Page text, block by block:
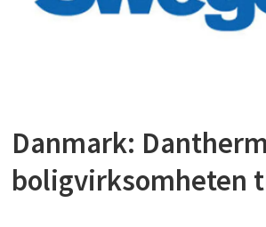
Danmark:
boligvirksomheten